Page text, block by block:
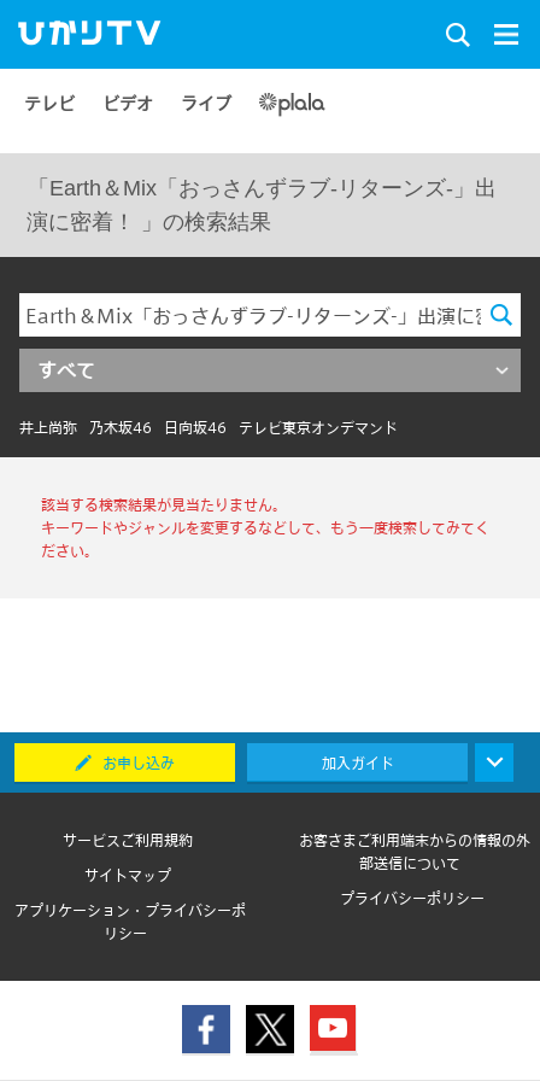
テレビ ビデオ ライブ
「Earth＆Mix「おっさんずラブ-リターンズ-」出
演に密着！ 」の検索結果
すべて
井上尚弥 乃木坂46 日向坂46 テレビ東京オンデマンド
該当する検索結果が見当たりません。
キーワードやジャンルを変更するなどして、もう一度検索してみてく
ださい。
お申し込み 加入ガイド
サービスご利用規約
お客さまご利用端末からの情報の外
部送信について
サイトマップ
プライバシーポリシー
アプリケーション・プライバシーポ
リシー